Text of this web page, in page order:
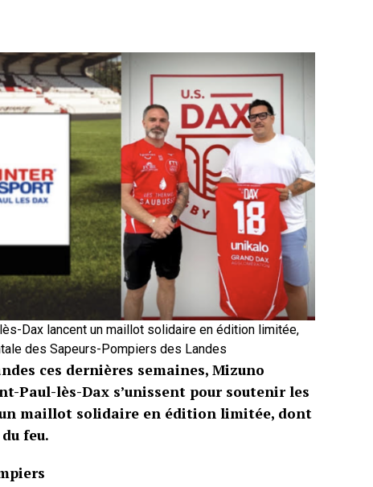
Dax lancent un maillot solidaire en édition limitée,
des Sapeurs-Pompiers des Landes
ces dernières semaines, Mizuno
Paul-lès-Dax s’unissent pour soutenir les
maillot solidaire en édition limitée, dont
feu.